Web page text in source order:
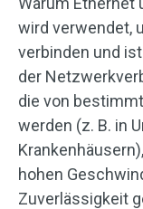
wird verwendet,
verbinden und
der
die von
werden (z. B. in
hohen
Zuverlässigkeit